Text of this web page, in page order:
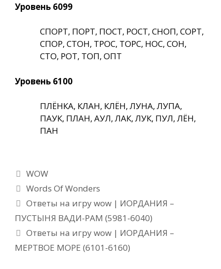
Уровень 6099
СПОРТ, ПОРТ, ПОСТ, РОСТ, СНОП, СОРТ,
СПОР, СТОН, ТРОС, ТОРС, НОС, СОН,
СТО, РОТ, ТОП, ОПТ
Уровень 6100
ПЛЁНКА, КЛАН, КЛЁН, ЛУНА, ЛУПА,
ПАУК, ПЛАН, АУЛ, ЛАК, ЛУК, ПУЛ, ЛЁН,
ПАН
Рубрики
WOW
Метки
Words Of Wonders
Ответы на игру wow | ИОРДАНИЯ –
ПУСТЫНЯ ВАДИ-РАМ (5981-6040)
Ответы на игру wow | ИОРДАНИЯ –
МЕРТВОЕ МОРЕ (6101-6160)